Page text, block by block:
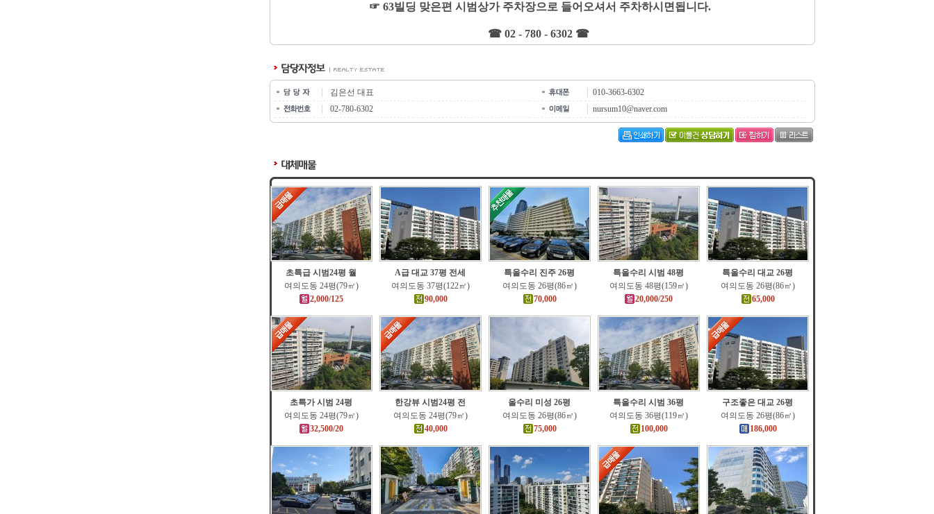
☞ 63빌딩 맞은편 시범상가 주차장으로 들어오셔서 주차하시면됩니다.
☎ 02 - 780 - 6302 ☎
김은선 대표
010-3663-6302
02-780-6302
nursum10@naver.com
초특급 시범24평 월
여의도동 24평(79㎡)
2,000/125
A급 대교 37평 전세
여의도동 37평(122㎡)
90,000
특올수리 진주 26평
여의도동 26평(86㎡)
70,000
특올수리 시범 48평
여의도동 48평(159㎡)
20,000/250
특올수리 대교 26평
여의도동 26평(86㎡)
65,000
초특가 시범 24평
여의도동 24평(79㎡)
32,500/20
한강뷰 시범24평 전
여의도동 24평(79㎡)
40,000
올수리 미성 26평
여의도동 26평(86㎡)
75,000
특올수리 시범 36평
여의도동 36평(119㎡)
100,000
구조좋은 대교 26평
여의도동 26평(86㎡)
186,000